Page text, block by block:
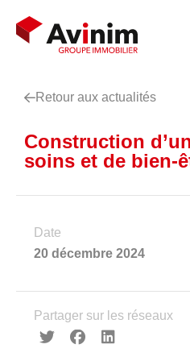
Vos besoins
Nos
Le groupe
Réalisations
Nous
Accueil
Retour aux actualités
Construction
soins et de bien-
Date
20 décembre 2024
Partager sur les réseaux